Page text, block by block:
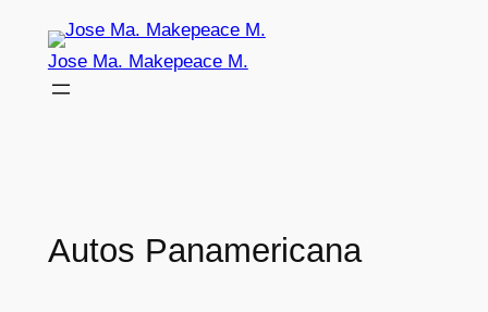
Jose Ma. Makepeace M.
Autos Panamericana